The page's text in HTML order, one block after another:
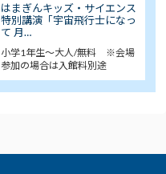
はまぎんキッズ・サイエンス
特別講演「宇宙飛行士になっ
て 月…
小学1年生～大人/無料 ※会場
参加の場合は入館料別途